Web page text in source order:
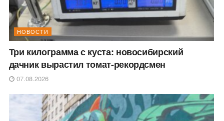
НОВОСТИ
Три килограмма с куста: новосибирский
дачник вырастил томат-рекордсмен
07.08.2026